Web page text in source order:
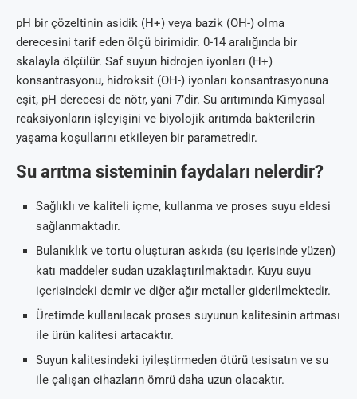
pH bir çözeltinin asidik (H+) veya bazik (OH-) olma
derecesini tarif eden ölçü birimidir. 0-14 aralığında bir
skalayla ölçülür. Saf suyun hidrojen iyonları (H+)
konsantrasyonu, hidroksit (OH-) iyonları konsantrasyonuna
eşit, pH derecesi de nötr, yani 7’dir. Su arıtımında Kimyasal
reaksiyonların işleyişini ve biyolojik arıtımda bakterilerin
yaşama koşullarını etkileyen bir parametredir.
Su arıtma sisteminin faydaları nelerdir?
Sağlıklı ve kaliteli içme, kullanma ve proses suyu eldesi
sağlanmaktadır.
Bulanıklık ve tortu oluşturan askıda (su içerisinde yüzen)
katı maddeler sudan uzaklaştırılmaktadır. Kuyu suyu
içerisindeki demir ve diğer ağır metaller giderilmektedir.
Üretimde kullanılacak proses suyunun kalitesinin artması
ile ürün kalitesi artacaktır.
Suyun kalitesindeki iyileştirmeden ötürü tesisatın ve su
ile çalışan cihazların ömrü daha uzun olacaktır.